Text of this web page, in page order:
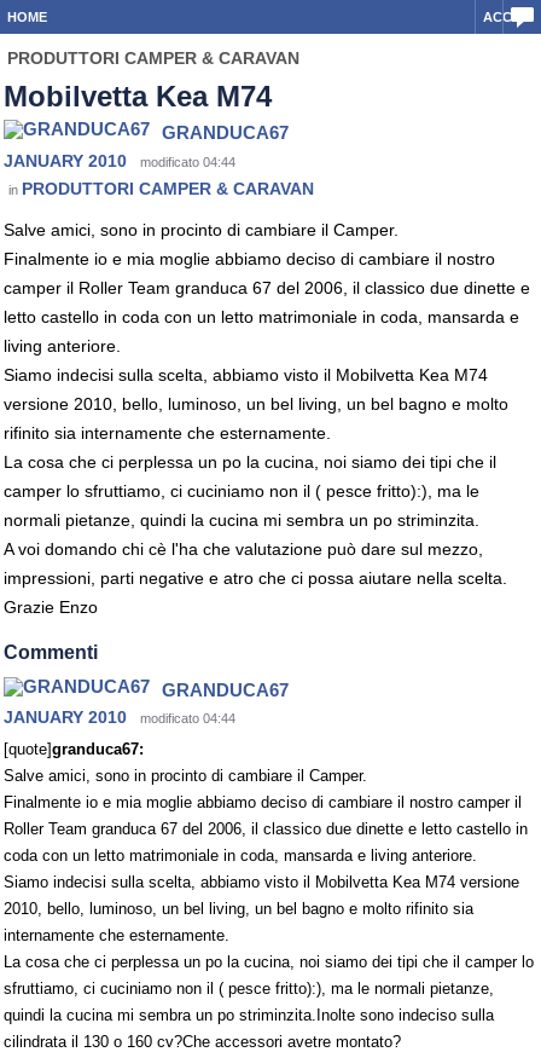
HOME ACCEDI
PRODUTTORI CAMPER & CARAVAN
Mobilvetta Kea M74
GRANDUCA67
JANUARY 2010
modificato 04:44
in PRODUTTORI CAMPER & CARAVAN
Salve amici, sono in procinto di cambiare il Camper.
Finalmente io e mia moglie abbiamo deciso di cambiare il nostro
camper il Roller Team granduca 67 del 2006, il classico due dinette e
letto castello in coda con un letto matrimoniale in coda, mansarda e
living anteriore.
Siamo indecisi sulla scelta, abbiamo visto il Mobilvetta Kea M74
versione 2010, bello, luminoso, un bel living, un bel bagno e molto
rifinito sia internamente che esternamente.
La cosa che ci perplessa un po la cucina, noi siamo dei tipi che il
camper lo sfruttiamo, ci cuciniamo non il ( pesce fritto):), ma le
normali pietanze, quindi la cucina mi sembra un po striminzita.
A voi domando chi cè l'ha che valutazione può dare sul mezzo,
impressioni, parti negative e atro che ci possa aiutare nella scelta.
Grazie Enzo
Commenti
GRANDUCA67
JANUARY 2010 modificato 04:44
[quote]granduca67:
Salve amici, sono in procinto di cambiare il Camper.
Finalmente io e mia moglie abbiamo deciso di cambiare il nostro camper il
Roller Team granduca 67 del 2006, il classico due dinette e letto castello in
coda con un letto matrimoniale in coda, mansarda e living anteriore.
Siamo indecisi sulla scelta, abbiamo visto il Mobilvetta Kea M74 versione
2010, bello, luminoso, un bel living, un bel bagno e molto rifinito sia
internamente che esternamente.
La cosa che ci perplessa un po la cucina, noi siamo dei tipi che il camper lo
sfruttiamo, ci cuciniamo non il ( pesce fritto):), ma le normali pietanze,
quindi la cucina mi sembra un po striminzita.Inolte sono indeciso sulla
cilindrata il 130 o 160 cv?Che accessori avetre montato?